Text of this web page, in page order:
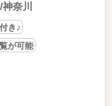
奈川
き♪
が可能